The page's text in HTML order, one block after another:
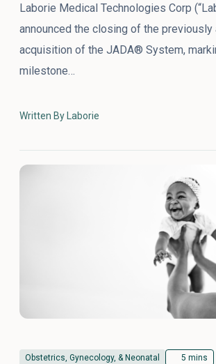
Laborie Medical Technologies Corp
announced the closing of the previously
acquisition of the JADA® System,
milestone…
Written By Laborie
Obstetrics, Gynecology, & Neonatal 5 mins